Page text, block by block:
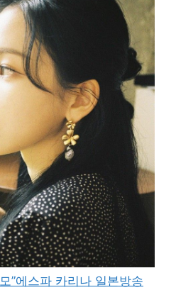
”에스파 카리나 일본방송